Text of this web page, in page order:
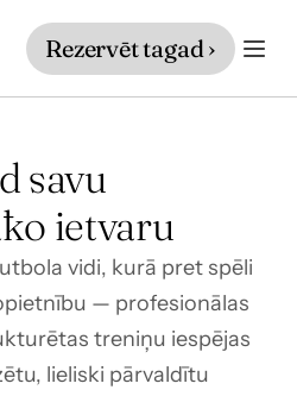
savu
ietvaru
vidi, kurā pret spēli
— profesionālas
treniņu iespējas
lieliski pārvaldītu
Rezervēt tagad ›